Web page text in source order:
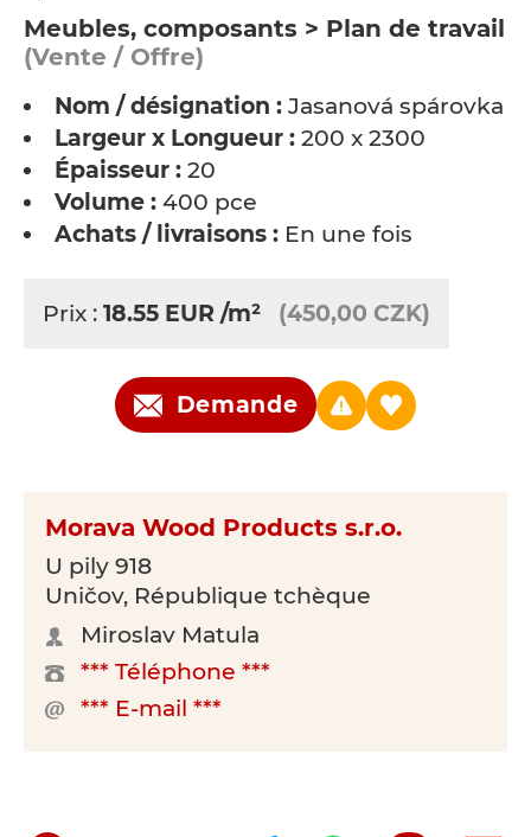
Meubles, composants > Plan de travail
(Vente / Offre)
Nom / désignation : Jasanová spárovka
Largeur x Longueur : 200 x 2300
Épaisseur : 20
Volume : 400 pce
Achats / livraisons : En une fois
Prix : 18.55 EUR /m² (450,00 CZK)
Demande
Morava Wood Products s.r.o.
U pily 918
Uničov, République tchèque
Miroslav Matula
*** Téléphone ***
*** E-mail ***